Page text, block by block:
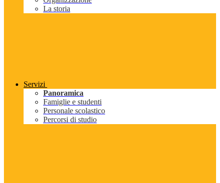
La storia
Servizi
Panoramica
Famiglie e studenti
Personale scolastico
Percorsi di studio